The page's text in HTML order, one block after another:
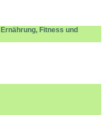
Fitness und